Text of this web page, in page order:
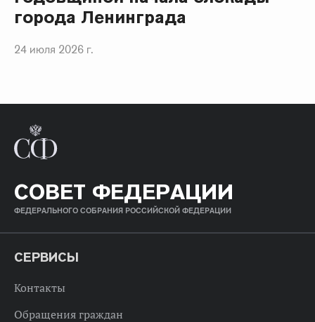
города Ленинграда
24 июля 2026 г.
СОВЕТ ФЕДЕРАЦИИ
ФЕДЕРАЛЬНОГО СОБРАНИЯ РОССИЙСКОЙ ФЕДЕРАЦИИ
СЕРВИСЫ
Контакты
Обращения граждан